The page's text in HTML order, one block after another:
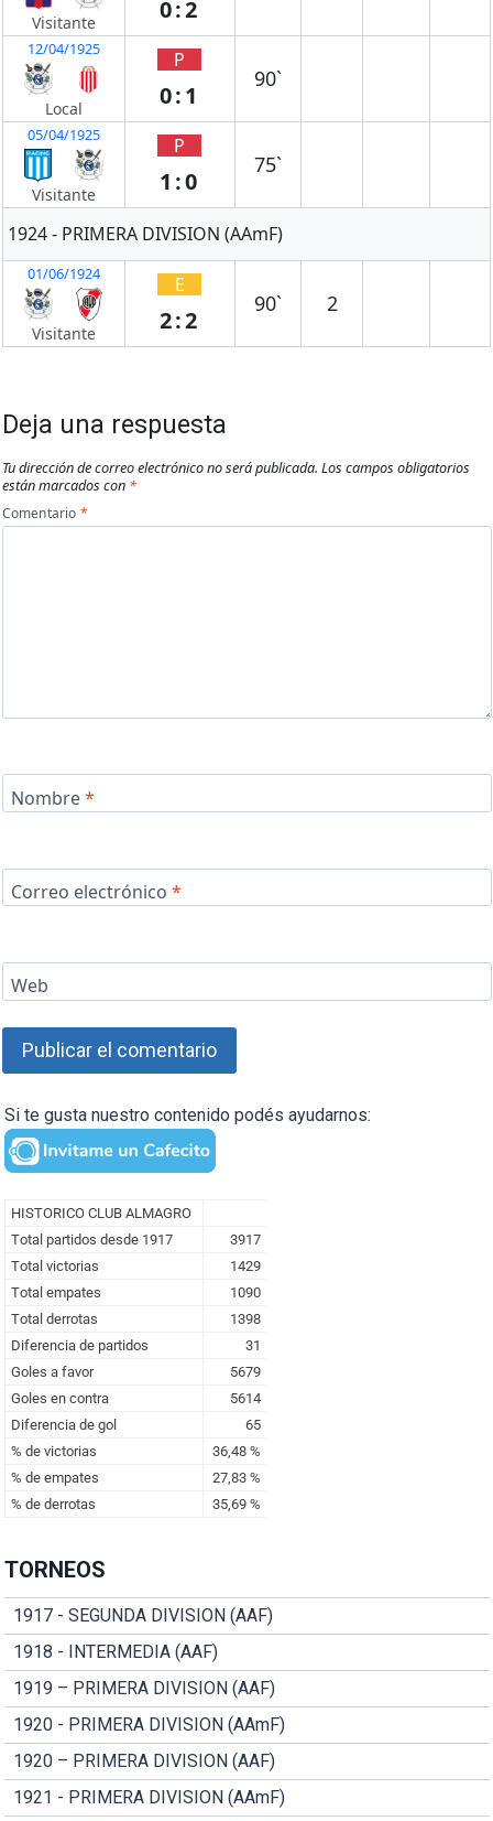
Visitante 0:2
12/04/1925
Local
P
0:1
90`
05/04/1925
Visitante
P
1:0
75`
1924 - PRIMERA DIVISION (AAmF)
01/06/1924
Visitante
E
2:2
90` 2
Deja una respuesta
Tu dirección de correo electrónico no será publicada. Los campos obligatorios
están marcados con *
Comentario *
Nombre*
Correo electrónico *
Web
Si te gusta nuestro contenido podés ayudarnos:
TORNEOS
1917 - SEGUNDA DIVISION (AAF)
1918 - INTERMEDIA (AAF)
1919 – PRIMERA DIVISION (AAF)
1920 - PRIMERA DIVISION (AAmF)
1920 – PRIMERA DIVISION (AAF)
1921 - PRIMERA DIVISION (AAmF)